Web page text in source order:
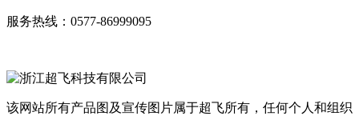
服务热线： 0577-86999095
该网站所有产品图及宣传图片属于超飞所有，任何个人和组织